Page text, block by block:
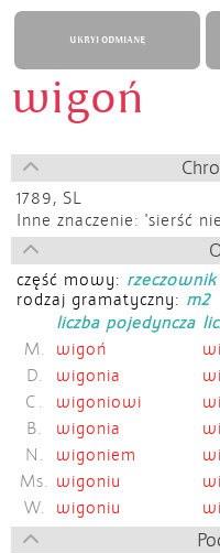
UKRYJ ODMIANĘ
wigoń
1789, SL
Inne znaczenie: 'sierść
część mowy: rzeczownik
rodzaj gramatyczny: m2
liczba pojedyncza
M.
wigoń
D.
wigonia
C.
wigoniowi
B.
wigonia
N.
wigoniem
Ms. wigoniu
W.
wigoniu